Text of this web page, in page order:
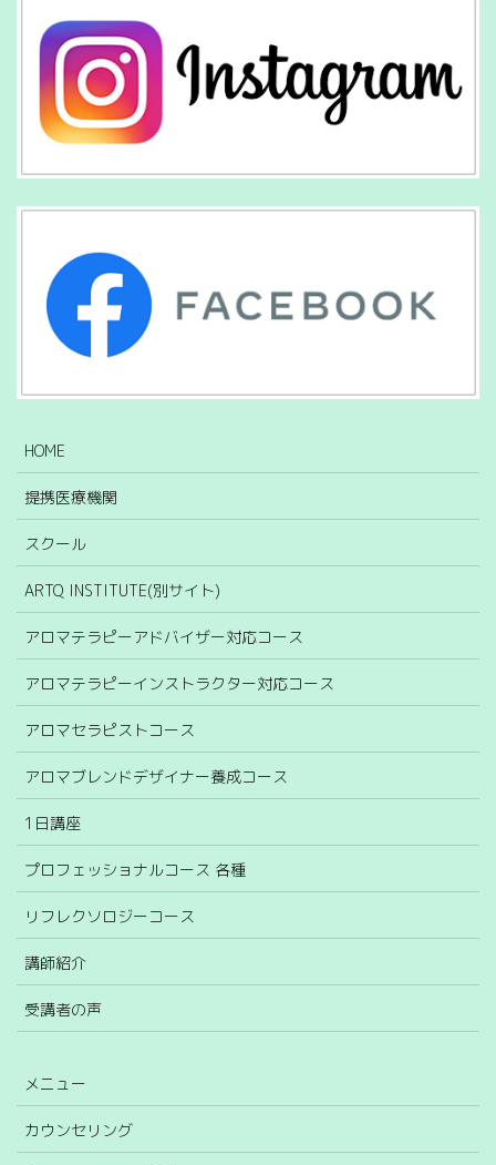
HOME
提携医療機関
スクール
ARTQ INSTITUTE(別サイト)
アロマテラピーアドバイザー対応コース
アロマテラピーインストラクター対応コース
アロマセラピストコース
アロマブレンドデザイナー養成コース
1日講座
プロフェッショナルコース 各種
リフレクソロジーコース
講師紹介
受講者の声
メニュー
カウンセリング